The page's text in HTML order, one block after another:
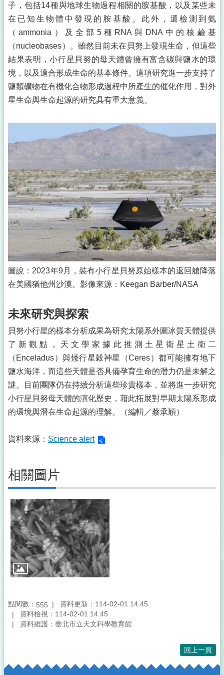
子，包括14種與地球生物過程相關的胺基酸，以及某些未
在已知生物體中發現的胺基酸。此外，還檢測到氨
（ammonia）及全部5種RNA與DNA中的核鹼基
（nucleobases）。雖然目前未在貝努上發現生命，但這些
結果表明，小行星貝努的母天體曾擁有富含碳與鹽水的環
境，以及適合形成生命的基本條件。這項研究進一步支持了
鹽類礦物在有機化合物形成過程中所產生的催化作用，對外
星生命與生命起源的研究具有重大意義。
圖說：2023年9月，裝有小行星貝努原始樣本的返回艙降落
在美國猶他州沙漠。影像來源：Keegan Barber/NASA
未來研究與探索
貝努小行星的樣本分析成果為研究太陽系外圍冰質天體提供
了新觀點，天文學家據此推測土星衛星土衛二
（Enceladus）與矮行星穀神星（Ceres）都可能擁有地下
鹽水海洋，而這些天體是否具備孕育生命的潛力仍是未解之
謎。目前團隊仍在持續分析這些珍貴樣本，並將進一步研究
小行星貝努母天體的演化歷史，藉此拓展對早期太陽系形成
的環境與潛在生命起源的理解。（編輯／蔡承穎）
資料來源： Science alert
相關圖片
點閱數： 555
資料更新：114-02-01 14:45
資料檢視：114-02-01 14:45
資料維護：臺北市立天文科學教育館
回上一頁
:::